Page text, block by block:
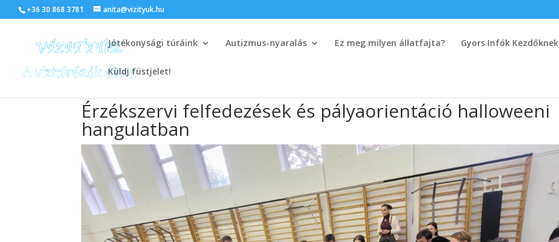
+36 30 868 3781 anita@vizityuk.hu
Jótékonysági túráink Autizmus-nyaralás Ez meg milyen állatfajta? Gyors Infók Kezdőknek
Küldj füstjelet!
Érzékszervi felfedezések és pályaorientáció halloweeni
hangulatban